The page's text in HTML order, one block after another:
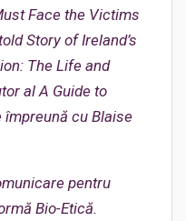
Face the Victims
Story of Ireland’s
The Life and
al A Guide to
cu Blaise
pentru
Bio-Etică.